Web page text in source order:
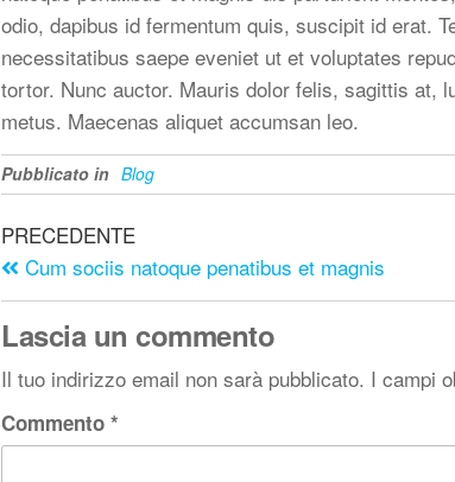
odio, dapibus id fermentum quis, suscipit id erat.
necessitatibus saepe eveniet ut et voluptates
tortor. Nunc auctor. Mauris dolor felis, sagittis at,
metus. Maecenas aliquet accumsan leo.
Pubblicato in Blog
PRECEDENTE
Cum sociis natoque penatibus et magnis
Lascia un commento
Il tuo indirizzo email non sarà pubblicato. I campi
Commento *